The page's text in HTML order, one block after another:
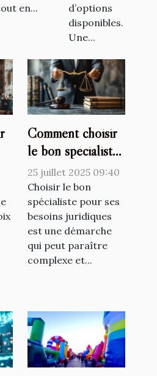
en...
d’options
disponibles.
Une...
Comment choisir
le bon spécialiste
pour vos besoins
juridiques ?
25 juillet 2025 09:40
Choisir le bon
spécialiste pour ses
besoins juridiques
est une démarche
qui peut paraître
complexe et...